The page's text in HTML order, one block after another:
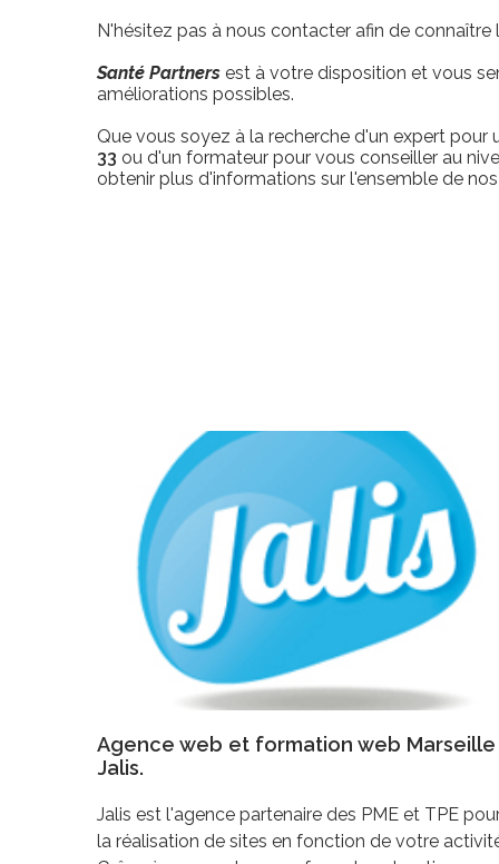
N'hésitez pas à nous contacter afin de connaître
Santé Partners est à votre disposition et vous
améliorations possibles.
Que vous soyez à la recherche d'un expert pour
33 ou d'un formateur pour vous conseiller au
obtenir plus d'informations sur l'ensemble de
Agence web et formation web Marseille
Jalis.
Jalis est l'agence partenaire des PME et TPE
la réalisation de sites en fonction de votre